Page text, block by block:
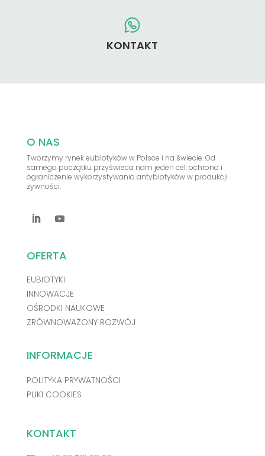
KONTAKT
O NAS
Tworzymy rynek eubiotyków w Polsce i na świecie. Od
samego początku przyświeca nam jeden cel: ochrona i
ograniczenie wykorzystywania antybiotyków w produkcji
żywności.
OFERTA
EUBIOTYKI
INNOWACJE
OŚRODKI NAUKOWE
ZRÓWNOWAŻONY ROZWÓJ
INFORMACJE
POLITYKA PRYWATNOŚCI
PLIKI COOKIES
KONTAKT